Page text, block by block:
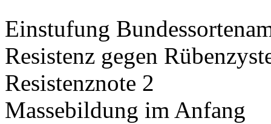
Einstufung
Resistenz gegen
Resistenznote 2
Massebildung im Anfang